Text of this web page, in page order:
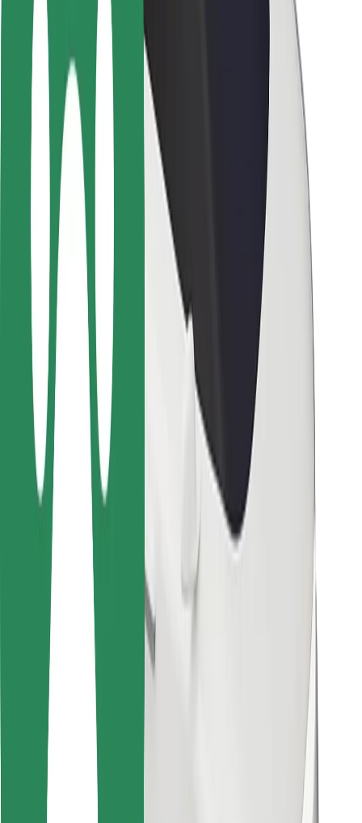
Sofőr biztonság
E-roller biztonság
Biztonsági részleg
Városok
Lokációk
Városi megoldások
Repülőtér
Bolt töltőállomások
Súgó
Utasoknak
Sofőröknek
Ételfutároknak
Bolt Food
Flottapartnereknek
Éttermeknek
Bolt for Business
Sütik
Biztonság
Pár perc alatt ott vagyunk érted!
Bolt alkalmazás letöltése
Bolt Food app letöltése